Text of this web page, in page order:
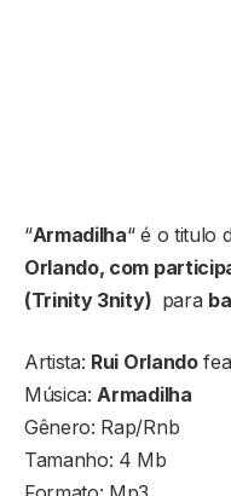
“Armadilha“ é o titulo
Orlando, com
(Trinity 3nity) para
Artista: Rui Orlando
Música: Armadilha
Gênero: Rap/Rnb
Tamanho: 4 Mb